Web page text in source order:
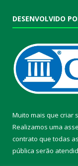
DESENVOLVIDO
Muito mais que criar
Realizamos uma
contrato que todas
pública serão